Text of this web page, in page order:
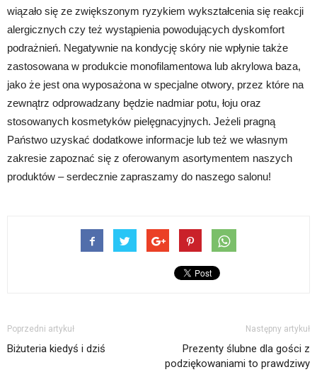
wiązało się ze zwiększonym ryzykiem wykształcenia się reakcji
alergicznych czy też wystąpienia powodujących dyskomfort
podrażnień. Negatywnie na kondycję skóry nie wpłynie także
zastosowana w produkcie monofilamentowa lub akrylowa baza,
jako że jest ona wyposażona w specjalne otwory, przez które na
zewnątrz odprowadzany będzie nadmiar potu, łoju oraz
stosowanych kosmetyków pielęgnacyjnych. Jeżeli pragną
Państwo uzyskać dodatkowe informacje lub też we własnym
zakresie zapoznać się z oferowanym asortymentem naszych
produktów – serdecznie zapraszamy do naszego salonu!
Poprzedni artykuł
Biżuteria kiedyś i dziś
Następny artykuł
Prezenty ślubne dla gości z
podziękowaniami to prawdziwy